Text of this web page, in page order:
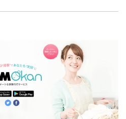
ードウェアからソフトウェアの事業
を最前線で見てきた生き字引として
ャリアのニュースポータルの創業デ
業に。世界最大IT系メディア（ス
集長、World Innovation Lab(WiL)
スタートアップ支援側の取り組みに